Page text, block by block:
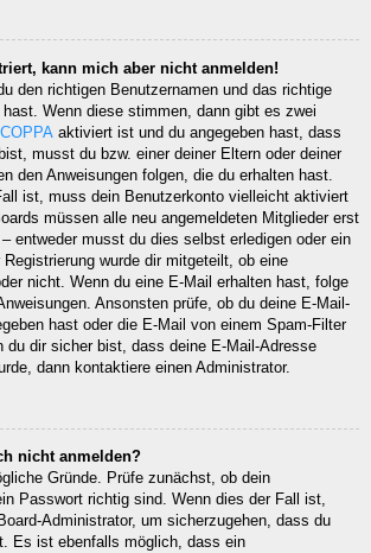
kann mich aber nicht anmelden!
den richtigen Benutzernamen und das richtige
Wenn diese stimmen, dann gibt es zwei
COPPA aktiviert ist und du angegeben hast, dass
musst du bzw. einer deiner Eltern oder deiner
den Anweisungen folgen, die du erhalten hast.
ist, muss dein Benutzerkonto vielleicht aktiviert
müssen alle neu angemeldeten Mitglieder erst
entweder musst du dies selbst erledigen oder ein
wurde dir mitgeteilt, ob eine
nicht. Wenn du eine E-Mail erhalten hast, folge
Ansonsten prüfe, ob du deine E-Mail-
hast oder die E-Mail von einem Spam-Filter
du dir sicher bist, dass deine E-Mail-Adresse
dann kontaktiere einen Administrator.
nicht anmelden?
Gründe. Prüfe zunächst, ob dein
Passwort richtig sind. Wenn dies der Fall ist,
Administrator, um sicherzugehen, dass du
Es ist ebenfalls möglich, dass ein